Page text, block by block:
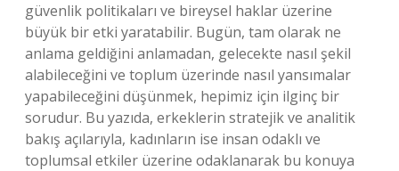
güvenlik politikaları ve bireysel haklar üzerine
büyük bir etki yaratabilir. Bugün, tam olarak ne
anlama geldiğini anlamadan, gelecekte nasıl şekil
alabileceğini ve toplum üzerinde nasıl yansımalar
yapabileceğini düşünmek, hepimiz için ilginç bir
sorudur. Bu yazıda, erkeklerin stratejik ve analitik
bakış açılarıyla, kadınların ise insan odaklı ve
toplumsal etkiler üzerine odaklanarak bu konuya